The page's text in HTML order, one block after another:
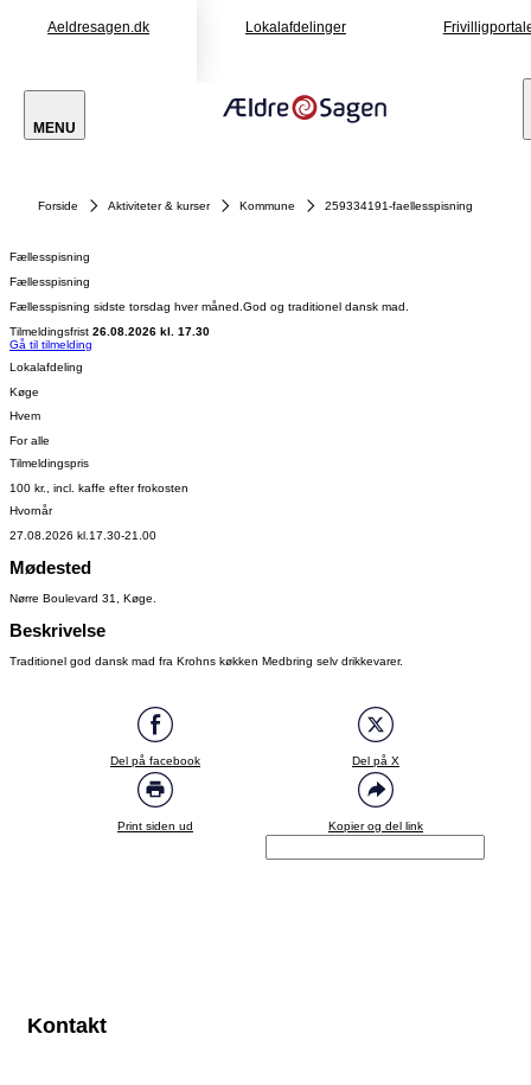
Aeldresagen.dk Lokalafdelinger
MENU
Forside Aktiviteter & kurser Kommune 259334191-faellesspisning
Fællesspisning
Fællesspisning
Fællesspisning sidste torsdag hver måned.God og traditionel dansk mad.
Tilmeldingsfrist 26.08.2026 kl. 17.30
Gå til tilmelding
Lokalafdeling
Køge
Hvem
For alle
Tilmeldingspris
100 kr., incl. kaffe efter frokosten
Hvornår
27.08.2026 kl.17.30-21.00
Mødested
Nørre Boulevard 31, Køge.
Beskrivelse
Traditionel god dansk mad fra Krohns køkken Medbring selv drikkevarer.
Del på facebook Del på X
Print siden ud Kopier og del link
Kontakt